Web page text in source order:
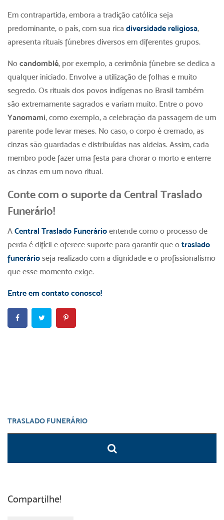
Em contrapartida, embora a tradição católica seja
predominante, o país, com sua rica diversidade religiosa,
apresenta rituais fúnebres diversos em diferentes grupos.
No candomblé, por exemplo, a cerimônia fúnebre se dedica a
qualquer iniciado. Envolve a utilização de folhas e muito
segredo. Os rituais dos povos indígenas no Brasil também
são extremamente sagrados e variam muito. Entre o povo
Yanomami, como exemplo, a celebração da passagem de um
parente pode levar meses. No caso, o corpo é cremado, as
cinzas são guardadas e distribuídas nas aldeias. Assim, cada
membro pode fazer uma festa para chorar o morto e enterre
as cinzas em um novo ritual.
Conte com o suporte da Central Traslado
Funerário!
A Central Traslado Funerário entende como o processo de
perda é difícil e oferece suporte para garantir que o traslado
funerário seja realizado com a dignidade e o profissionalismo
que esse momento exige.
Entre em contato conosco!
Compartilhe!